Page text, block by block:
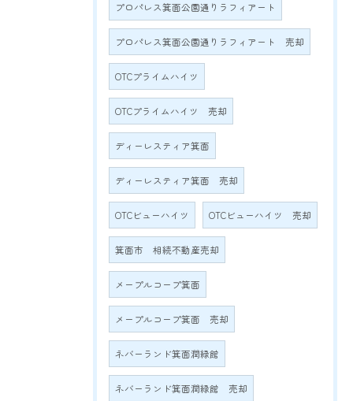
プロパレス箕面公園通りラフィアート
プロパレス箕面公園通りラフィアート 売却
OTCプライムハイツ
OTCプライムハイツ 売却
ディーレスティア箕面
ディーレスティア箕面 売却
OTCビューハイツ OTCビューハイツ 売却
箕面市 相続不動産売却
メープルコープ箕面
メープルコープ箕面 売却
ネバーランド箕面潤緑館
ネバーランド箕面潤緑館 売却